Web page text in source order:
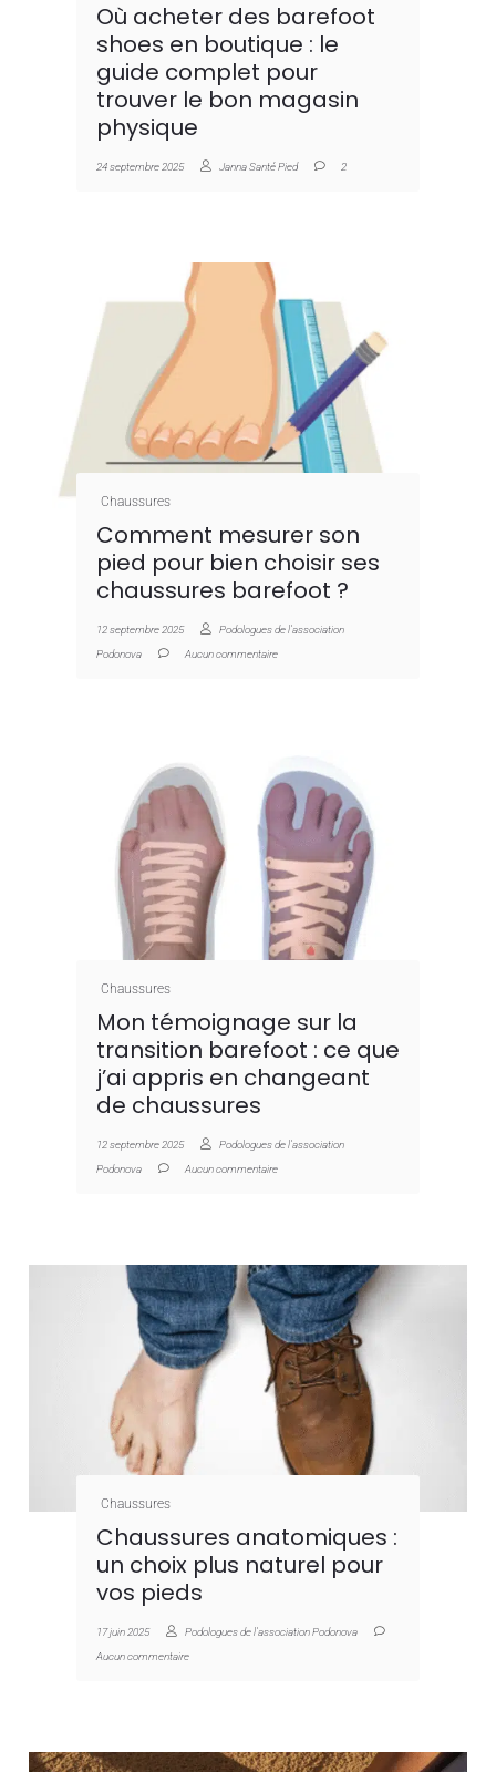
Où acheter des barefoot
shoes en boutique : le
guide complet pour
trouver le bon magasin
physique
24 septembre 2025 Janna Santé Pied 2
Chaussures
Comment mesurer son
pied pour bien choisir ses
chaussures barefoot ?
12 septembre 2025
Podologues de l'association
Podonova
Aucun commentaire
Chaussures
Mon témoignage sur la
transition barefoot : ce que
j’ai appris en changeant
de chaussures
12 septembre 2025
Podologues de l'association
Podonova
Aucun commentaire
Chaussures
Chaussures anatomiques :
un choix plus naturel pour
vos pieds
17 juin 2025
Podologues de l'association Podonova
Aucun commentaire